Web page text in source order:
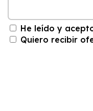
He leído y
Quiero recibir